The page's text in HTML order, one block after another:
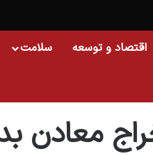
اقتصاد و توسعه سلامت
معادن